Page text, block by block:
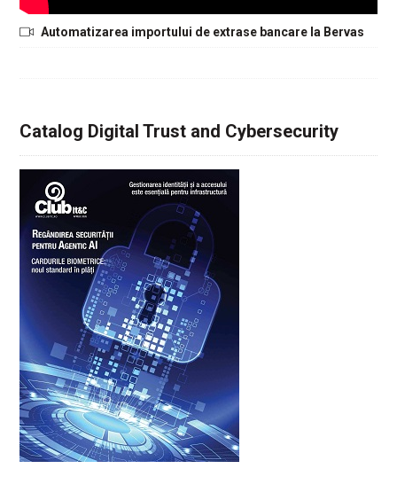
Automatizarea importului de extrase bancare la Bervas
Catalog Digital Trust and Cybersecurity